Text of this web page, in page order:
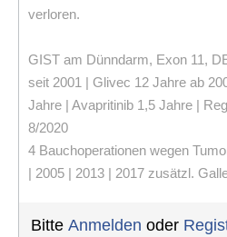
verloren.
GIST am Dünndarm, Exon 11,
seit 2001 | Glivec 12 Jahre ab
Jahre | Avapritinib 1,5 Jahre |
8/2020
4 Bauchoperationen wegen
| 2005 | 2013 | 2017 zusätzl.
Bitte Anmelden oder